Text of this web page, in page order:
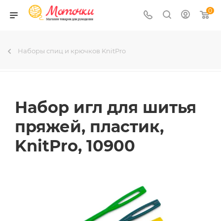
0
Наборы спиц и крючков KnitPro
Набор игл для шитья
пряжей, пластик,
KnitPro, 10900